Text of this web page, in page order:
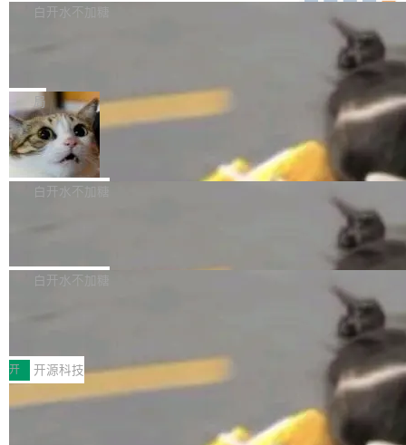
部搭载骁龙8 Elite Gen5 for Galaxy，它们本该
mits」——软件是在 commit 之间写出来的。git
是把这段空隙补上。 回退到任何一次编辑：Delt
aDB 捕获 commit 之间的每一次操作，...
析）披露的最新分析与第二季度业绩报告，Spac
微软同期总资本开支的四成。 与亚马逊、Alpha
bet、微软以及 Meta 等传统科技巨头相比，Spa
ceXAI的资金消耗速度尤为引人瞩目。然而，支
撑庞大支出的资金来源却呈现出截然不同的面
貌。数据显示，微软和 Meta 主要依托充沛的经
白开水不加糖
一个在终端里运行的编程 agent；Muse Spark
1.2，驱动这个 agent 的新模型。一句话概括：
你可以用 curl -fsSL https://dev.meta.ai/install.
sh | bash 安装一个能在大项目里自动规划、写
代码、验证结果的 AI 终端工具。 据介绍，Muse
个主 agent 循环，外加一组后台 agent。这些后
局
美团开源 LoHoSearch，用知识图谱校
准 AI 能力认知
机器出题的前提，是让机器拥有全局视野。整个
构建流程可以分为四个环节：建图 → 控制难度
白开水不加糖
库，并将作为transport接入Mooncake TENT。
MPComm将作为一种传输引擎接入Mooncake T
ENT，实现零拷贝传输性能提升30%、非零拷贝
传输性能最高提升5倍。UCL-MPComm底层基
于自研UCL-Engine通信引擎，后续腾讯网平将
白开水不加糖
型案例入选名单》，深信服“面向企业研发场景的
开源 AI 编程平台 CoStrict 应用”凭借卓越的技术
创新与落地成效成功入选。 全链路私有化部署，
助力企业AI研发安全落地 当前，越来越多企业已
开 开源科技
深信服AI算力网关入选工信部人工智能
前不久，工业和信息化部正式发布《2025年人工